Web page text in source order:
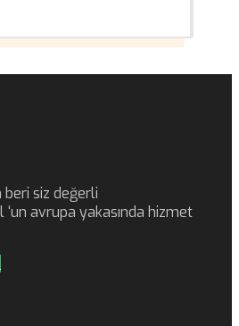
beri siz değerli
avrupa yakasında hizmet